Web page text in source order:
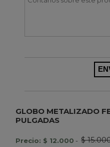
GLOBO METALIZADO
PULGADAS
Precio: $ 12.000 - $